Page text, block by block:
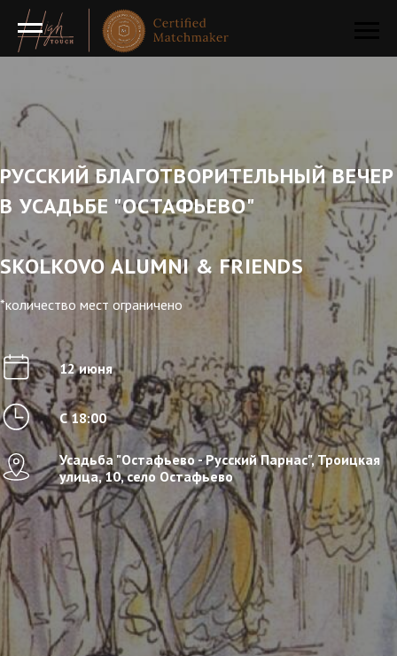
РУССКИЙ БЛАГОТВОРИТЕЛЬНЫЙ ВЕЧЕР
В УСАДЬБЕ "ОСТАФЬЕВО"
SKOLKOVO ALUMNI & FRIENDS
*количество мест ограничено
12 июня
С 18:00
Усадьба "Остафьево - Русский Парнас", Троицкая
улица, 10, село Остафьево